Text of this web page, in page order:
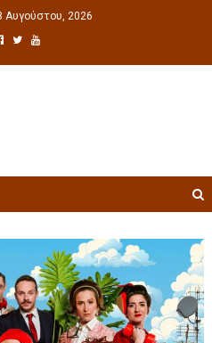
Αυγούστου, 2026